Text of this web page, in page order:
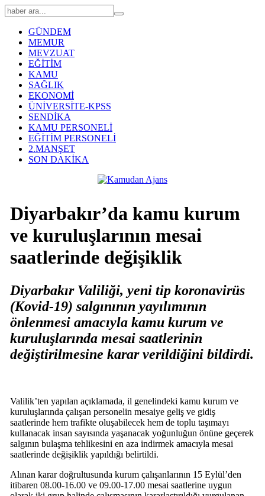
GÜNDEM
MEMUR
MEVZUAT
EĞİTİM
KAMU
SAĞLIK
EKONOMİ
ÜNİVERSİTE-KPSS
SENDİKA
KAMU PERSONELİ
EĞİTİM PERSONELİ
2.MANŞET
SON DAKİKA
Diyarbakır’da kamu kurum
ve kuruluşlarının mesai
saatlerinde değişiklik
Diyarbakır Valiliği, yeni tip koronavirüs
(Kovid-19) salgınının yayılımının
önlenmesi amacıyla kamu kurum ve
kuruluşlarında mesai saatlerinin
değiştirilmesine karar verildiğini bildirdi.
Valilik’ten yapılan açıklamada, il genelindeki kamu kurum ve
kuruluşlarında çalışan personelin mesaiye geliş ve gidiş
saatlerinde hem trafikte oluşabilecek hem de toplu taşımayı
kullanacak insan sayısında yaşanacak yoğunluğun önüne geçerek
salgının bulaşma tehlikesini en aza indirmek amacıyla mesai
saatlerinde değişiklik yapıldığı belirtildi.
Alınan karar doğrultusunda kurum çalışanlarının 15 Eylül’den
itibaren 08.00-16.00 ve 09.00-17.00 mesai saatlerine uygun